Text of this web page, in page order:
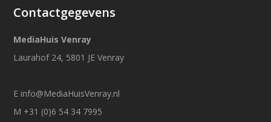
Contactgegevens
MediaHuis Venray
Laurahof 24, 5801 JE Venray
E info@MediaHuisVenray.nl
M +31 (0)6 54 34 7995